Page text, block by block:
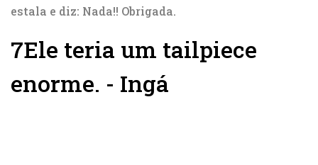
estala e diz: Nada!! Obrigada.
7Ele teria um tailpiece
enorme. - Ingá